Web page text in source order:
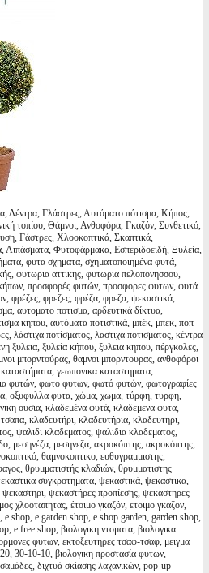
Δέντρα, Γλάστρες, Αυτόματο πότισμα, Κήπος,
τοπίου, Θάμνοι, Ανθοφόρα, Γκαζόν, Συνθετικό,
Γάστρες, Χλοοκοπτικά, Σκαπτικά,
Φυτοφάρμακα, Εσπεριδοειδή, Ξυλεία,
φυτα σχηματα, σχηματοποιημένα φυτά,
φυτωρια αττικης, φυτωρια πελοπονησσου,
προσφορές φυτών, προσφορες φυτων, φυτά
φρέζες, φρεζες, φρέζα, φρεζα, ψεκαστικά,
αυτοματο ποτισμα, αρδευτικά δίκτυα,
κηπου, αυτόματα ποτιστικά, μπέκ, μπεκ, ποπ
λάστιχα ποτίσματος, λαστιχα ποτισματος, κέντρα
ξυλεια, ξυλεία κήπου, ξυλεια κηπου, πέργκολες,
μπορντούρας, θαμνοι μπορντουρας, ανθοφόροι
γεωπονικα καταστηματα,
φυτών, φωτο φυτων, φωτό φυτών, φωτογραφίες
οξυφυλλα φυτα, χώμα, χωμα, τύρφη, τυρφη,
ουσια, κλαδεμένα φυτά, κλαδεμενα φυτα,
κλαδευτήρι, κλαδευτήρια, κλαδευτηρι,
ψαλιδι κλαδεματος, ψαλιδια κλαδεματος,
μεσηνέζα, μεσηνεζα, ακροκόπτης, ακροκόπτης,
θαμνοκοπτικο, ευθυγραμμιστης,
θρυμματιστής κλαδιών, θρυμματιστης
συγκροτηματα, ψεκαστικά, ψεκαστικα,
ψεκαστήρες προπίεσης, ψεκαστηρες
χλοοταπητας, έτοιμο γκαζόν, ετοιμο γκαζον,
shop, e garden shop, e shop garden, garden shop,
e free shop, βιολογικη ντοματα, βιολογικα
φυτων, εκτοξευτηρες τσαφ-τσαφ, μειγμα
30-10-10, βιολογικη προστασία φυτων,
διχτυά σκίασης λαχανικών, pop-up